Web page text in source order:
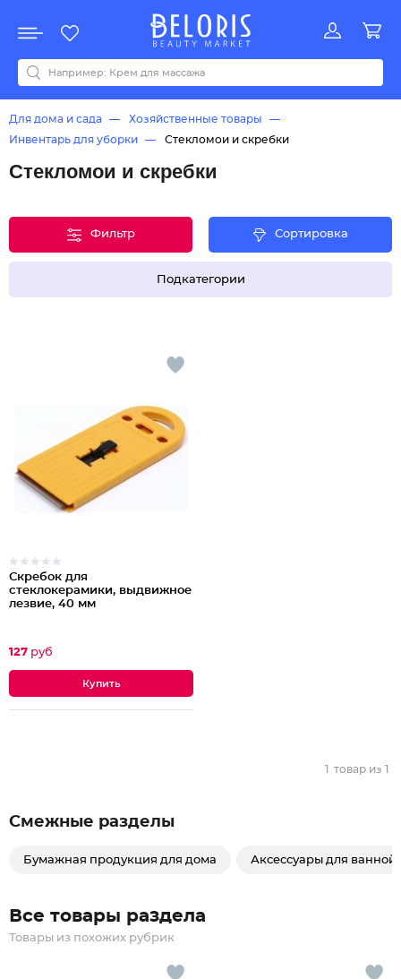
Акции
Все бренды
0-9ABCDEFGHIJKLMNOPQRSTUVWYZАБВДЗИМОКЛНПРСТУФ
Для дома и сада
Хозяйственные товары
Инвентарь для уборки
Стекломои и скребки
Стекломои и скребки
Фильтр Сортировка
Подкатегории
Скребок для
стеклокерамики, выдвижное
лезвие, 40 мм
127 руб
1 товар из 1
Смежные разделы
Бумажная продукция для дома Аксессуары для ванной
Все товары раздела
Товары из похожих рубрик